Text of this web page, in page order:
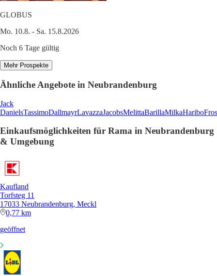
GLOBUS
Mo. 10.8. - Sa. 15.8.2026
Noch 6 Tage gültig
Mehr Prospekte
Ähnliche Angebote in Neubrandenburg
Jack
DanielsTassimoDallmayrLavazzaJacobsMelittaBarillaMilkaHaribo
Einkaufsmöglichkeiten für Rama in Neubrandenburg
& Umgebung
Kaufland
Torfsteg 11
17033 Neubrandenburg, Meckl
0,77 km
geöffnet